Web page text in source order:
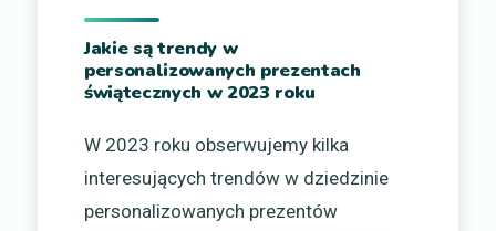
Jakie są trendy w
personalizowanych prezentach
świątecznych w 2023 roku
W 2023 roku obserwujemy kilka
interesujących trendów w dziedzinie
personalizowanych prezentów